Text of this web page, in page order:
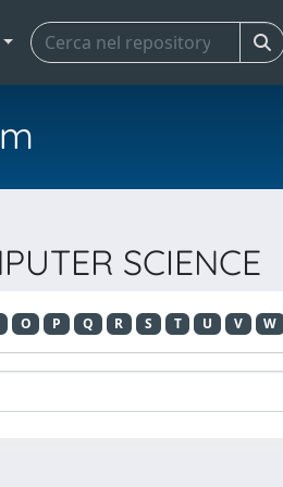
SCIENCE
O P Q R S T U V W